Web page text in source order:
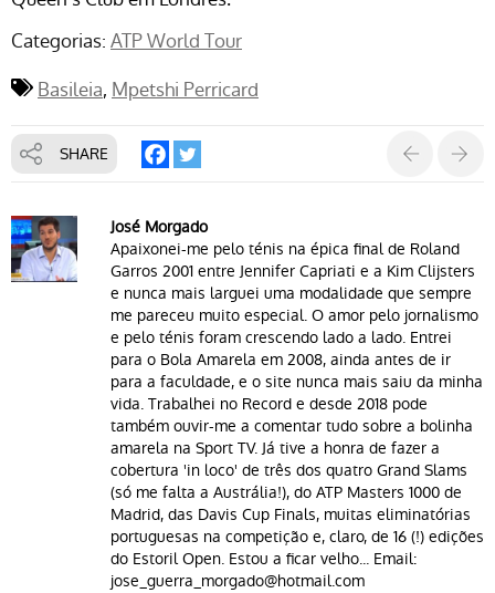
Categorias: ATP World Tour
Basileia Mpetshi Perricard
SHARE
José Morgado
Apaixonei-me pelo ténis na épica final de Roland
Garros 2001 entre Jennifer Capriati e a Kim Clijsters
e nunca mais larguei uma modalidade que sempre
me pareceu muito especial. O amor pelo jornalismo
e pelo ténis foram crescendo lado a lado. Entrei
para o Bola Amarela em 2008, ainda antes de ir
para a faculdade, e o site nunca mais saiu da minha
vida. Trabalhei no Record e desde 2018 pode
também ouvir-me a comentar tudo sobre a bolinha
amarela na Sport TV. Já tive a honra de fazer a
cobertura 'in loco' de três dos quatro Grand Slams
(só me falta a Austrália!), do ATP Masters 1000 de
Madrid, das Davis Cup Finals, muitas eliminatórias
portuguesas na competição e, claro, de 16 (!) edições
do Estoril Open. Estou a ficar velho... Email:
jose_guerra_morgado@hotmail.com